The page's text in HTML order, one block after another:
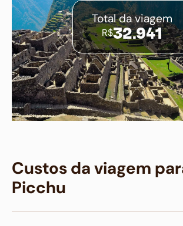
Total da viagem
R$32.941
Custos da viagem
Picchu